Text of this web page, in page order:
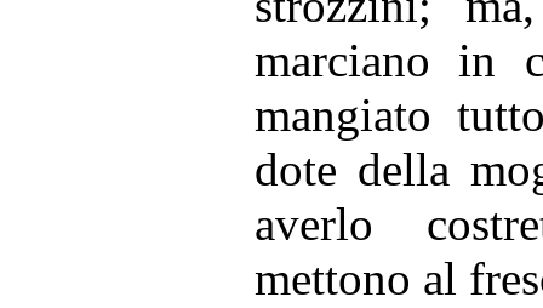
marciano in
mangiato
dote della
averlo
mettono al